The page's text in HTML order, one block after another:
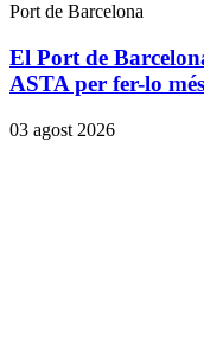
Port de Barcelona
El Port de
ASTA per fer-lo
03 agost 2026